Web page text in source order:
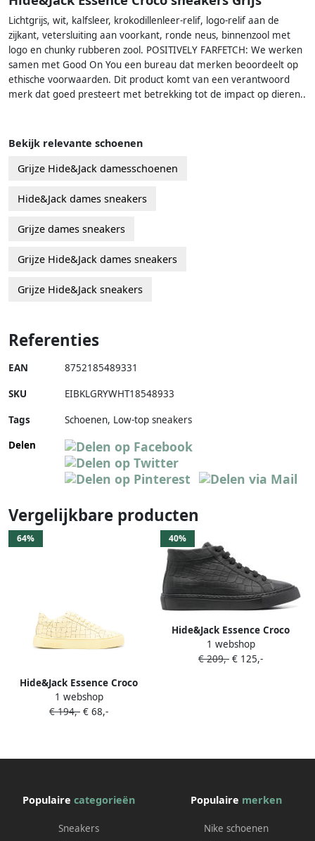
Lichtgrijs, wit, kalfsleer, krokodillenleer-relif, logo-relif aan de
zijkant, vetersluiting aan voorkant, ronde neus, binnenzool met
logo en chunky rubberen zool. POSITIVELY FARFETCH: We werken
samen met Good On You een bureau dat merken beoordeelt op
ethische voorwaarden. Dit product komt van een verantwoord
merk dat goed presteert met betrekking tot de impact op dieren..
Bekijk relevante schoenen
Grijze Hide&Jack damesschoenen
Hide&Jack dames sneakers
Grijze dames sneakers
Grijze Hide&Jack dames sneakers
Grijze Hide&Jack sneakers
Referenties
EAN 8752185489331
SKU EIBKLGRYWHT18548933
Tags
Schoenen, Low-top sneakers
Delen
Vergelijkbare producten
64%
Hide&Jack Essence Croco
sneakers met textuur Geel
1 webshop
€ 194,- € 68,-
40%
Hide&Jack Essence Croco
sneakers Zwart
1 webshop
€ 209,- € 125,-
Populaire categorieën
Sneakers
Populaire merken
Nike schoenen